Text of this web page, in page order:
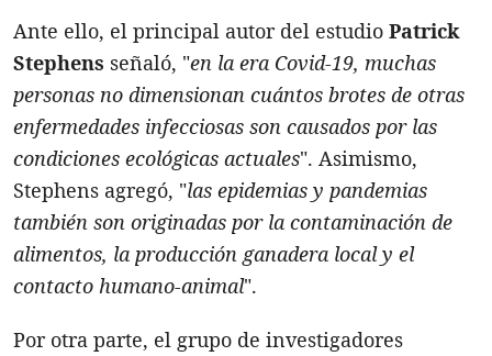
Ante ello, el principal autor del estudio Patrick
Stephens señaló, "en la era Covid-19, muchas
personas no dimensionan cuántos brotes de otras
enfermedades infecciosas son causados por las
condiciones ecológicas actuales". Asimismo,
Stephens agregó, "las epidemias y pandemias
también son originadas por la contaminación de
alimentos, la producción ganadera local y el
contacto humano-animal".
Por otra parte, el grupo de investigadores